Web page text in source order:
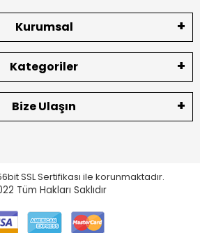
Kurumsal
Kategoriler
Bize Ulaşın
SSL Sertifikası ile korunmaktadır.
Tüm Hakları Saklıdır